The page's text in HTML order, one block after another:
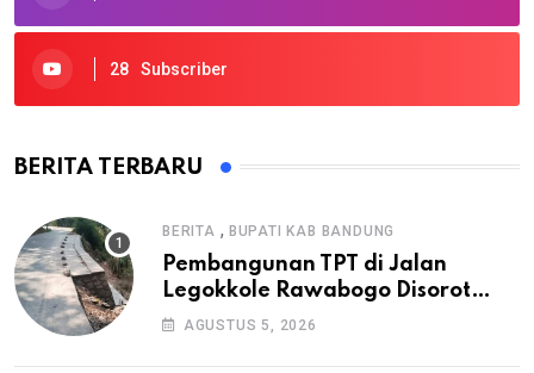
28 Subscriber
BERITA TERBARU
BERITA , BUPATI KAB BANDUNG
Pembangunan TPT di Jalan
Legokkole Rawabogo Disorot
Warga, Selesai Tanpa Papan
AGUSTUS 5, 2026